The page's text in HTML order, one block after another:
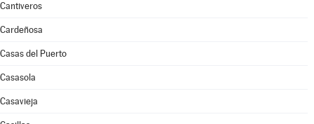
Cantiveros
Cardeñosa
Casas del Puerto
Casasola
Casavieja